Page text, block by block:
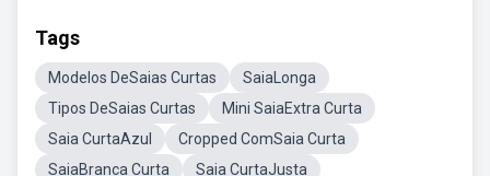
Tags
Modelos DeSaias Curtas
SaiaLonga
Tipos DeSaias Curtas
Mini SaiaExtra Curta
Saia CurtaAzul
Cropped ComSaia Curta
SaiaBranca Curta
Saia CurtaJusta